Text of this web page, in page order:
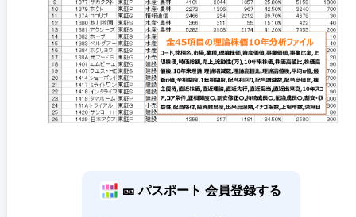
🎫 パスポート 会員登録する